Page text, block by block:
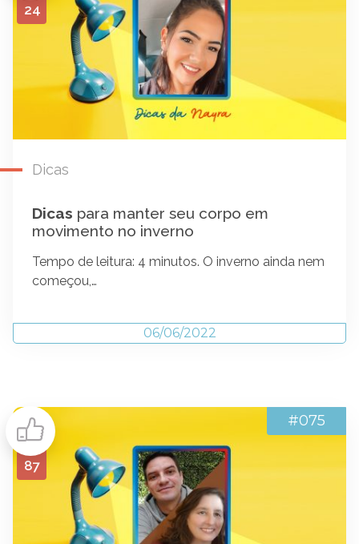
24
Dicas
Dicas para manter seu corpo em
movimento no inverno
Tempo de leitura: 4 minutos. O inverno ainda nem
começou,…
06/06/2022
87
#075